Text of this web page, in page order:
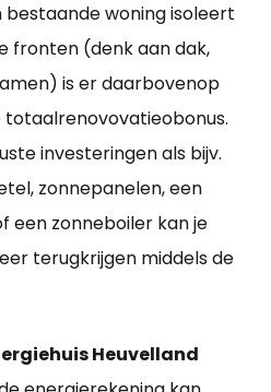
bestaande woning isoleert
fronten (denk aan dak,
is er daarbovenop
totaalrenovovatieobonus.
investeringen als bijv.
zonnepanelen, een
een zonneboiler kan je
terugkrijgen middels de
Heuvelland